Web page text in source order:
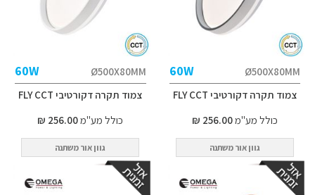
Ø500X80MM
60W
צמוד תקרה דקורטיבי FLY CCT
כולל מע"מ256.00 ₪
גוון אור משתנה
Ø500X80MM
60W
צמוד תקרה דקורטיבי FLY CCT
כולל מע"מ256.00 ₪
גוון אור משתנה